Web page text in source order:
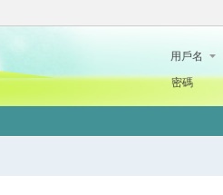
用戶名
密碼